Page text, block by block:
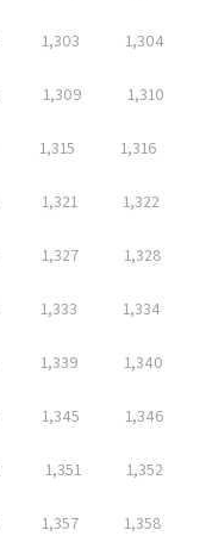
1,303 1,304
1,309 1,310
1,315 1,316
1,321 1,322
1,327 1,328
1,333 1,334
1,339 1,340
1,345 1,346
1,351 1,352
1,357 1,358